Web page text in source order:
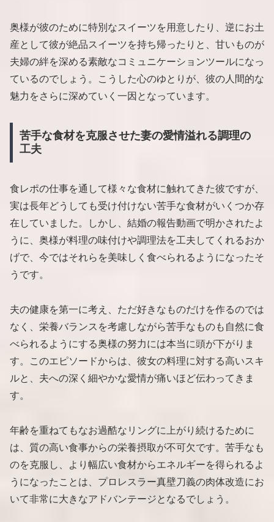
奥様が彼のために特別なスイーツを用意したり、逆にお土
産として彼が絶品スイーツを持ち帰ったりと、甘いものが
夫婦の絆を深める素敵なコミュニケーションツールになっ
ているのでしょう。こうした心のゆとりが、彼の人間的な
魅力をさらに深めていく一因となっています。
苦手な食材を克服させた妻の愛情溢れる調理の
工夫
食レポの仕事を通して様々な食材に触れてきた彼ですが、
実は長年どうしても受け付けない苦手な食材がいくつか存
在していました。しかし、結婚の報告動画で明かされたよ
うに、奥様が料理の味付けや調理法を工夫してくれるおか
げで、今ではそれらを美味しく食べられるようになったそ
うです。
夫の健康を第一に考え、ただ好きなものだけを作るのでは
なく、栄養バランスを考慮しながら苦手なものも自然に食
べられるようにする奥様の努力には本当に頭が下がりま
す。このエピソードからは、彼女の料理に対する高いスキ
ルと、夫への深く細やかな愛情が痛いほど伝わってきま
す。
年齢を重ねてもなお過酷なリングに上がり続けるために
は、質の高い食事からの栄養摂取が不可欠です。苦手なも
のを克服し、より幅広い食材からエネルギーを得られるよ
うになったことは、プロレスラー真壁刀義の肉体改造にお
いて非常に大きなアドバンテージとなるでしょう。